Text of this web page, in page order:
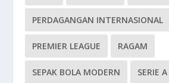
PERDAGANGAN INTERNASIONAL
PREMIER LEAGUE RAGAM
SEPAK BOLA MODERN SERIE A